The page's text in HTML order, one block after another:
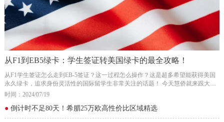
从F1到EB5绿卡：学生签证转美国绿卡的最全攻略！
从F1学生签证怎么走到EB-5签证？这一过程怎么操作？这是超多希望能获得美国
永久绿卡，追求身份灵活性的国际留学生非常关注的话题！ 今天慧侨就来跟大家
探讨一下。
时间：2024/07/19
●倒计时不足80天！希腊25万欧高性价比区域精选